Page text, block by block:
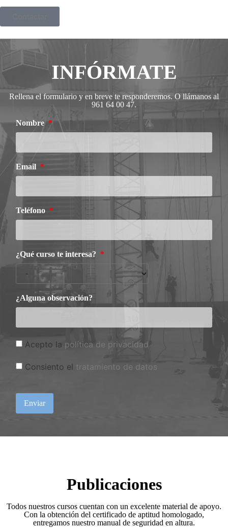
INFÓRMATE
Rellena el formulario y en breve te responderemos. O llámanos al
961 64 00 47.
Nombre
Email
Teléfono
¿Qué curso te interesa?
¿Alguna observación?
Acepto la política de privacidad
Consiento el tratamiento de datos
Enviar
Publicaciones
Todos nuestros cursos cuentan con un excelente material de apoyo.
Con la obtención del certificado de aptitud homologado,
entregamos nuestro manual de seguridad en altura.